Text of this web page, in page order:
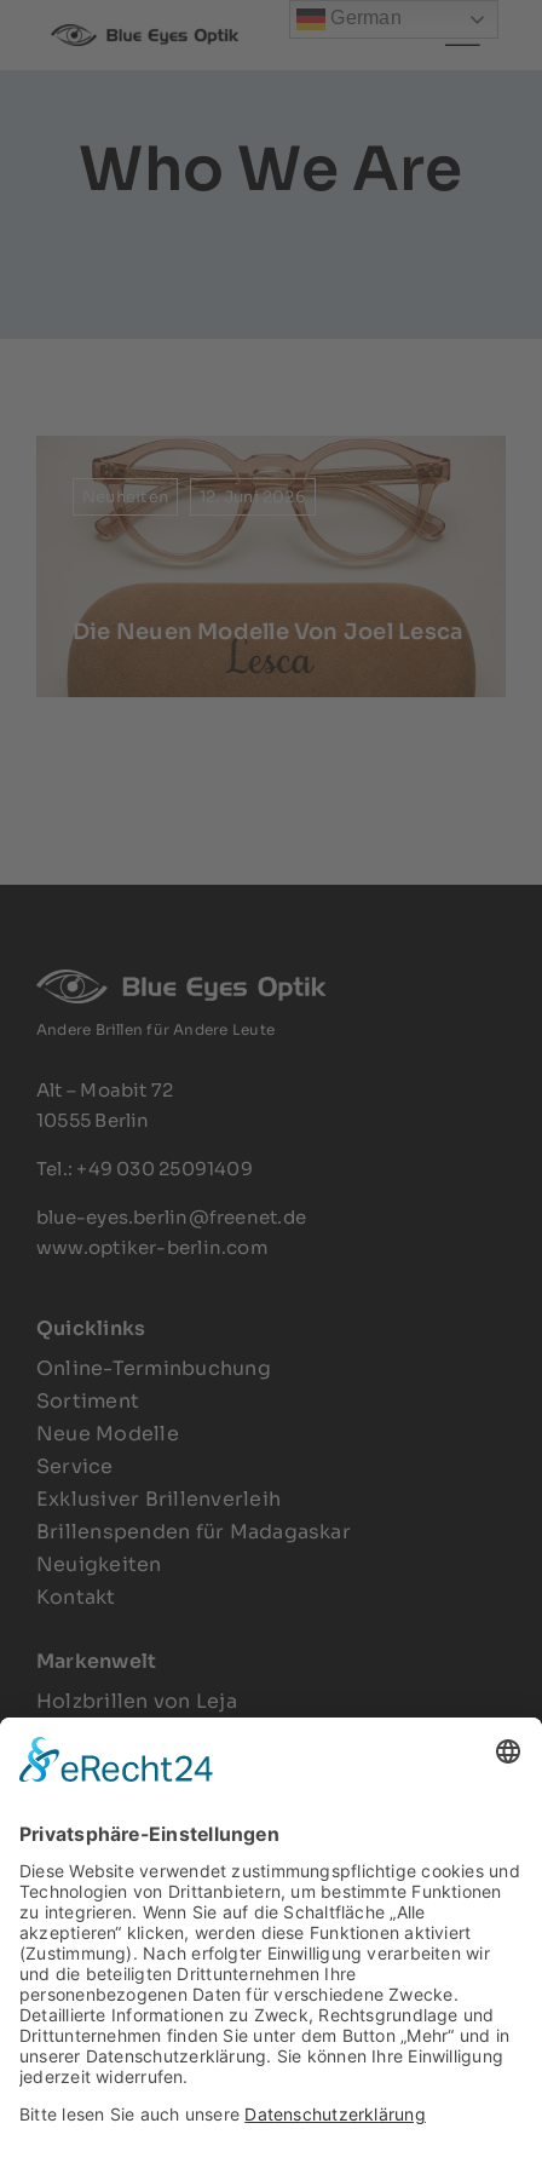
Inhalt
Who We Are
Neuheiten 12. Juni 2026
Die Neuen Modelle Von Joel Lesca
Andere Brillen für Andere Leute
Alt – Moabit 72
10555 Berlin
Tel.: +49 030 25091409
blue-eyes.berlin@freenet.de
www.optiker-berlin.com
Quicklinks
Online-Terminbuchung
Sortiment
Neue Modelle
Service
Exklusiver Brillenverleih
Brillenspenden für Madagaskar
Neuigkeiten
Kontakt
Markenwelt
Holzbrillen von Leja
Joel Lesca
Arbeitsplatzbrillen
Relax Gläser
Gleitsichtbrillen
Sonnenbrillen
Vintage Brillengestelle
Rechtliches
Impressum
Datenschutz
German